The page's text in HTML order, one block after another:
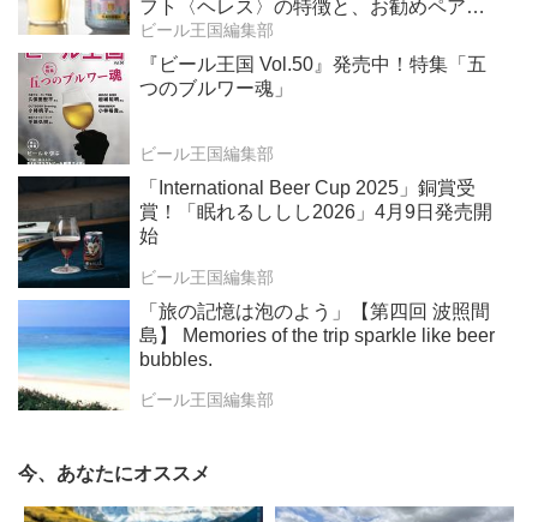
フト〈ヘレス〉の特徴と、お勧めペアリ
ング》
ビール王国編集部
『ビール王国 Vol.50』発売中！特集「五
つのブルワー魂」
ビール王国編集部
「International Beer Cup 2025」銅賞受
賞！「眠れるししし2026」4月9日発売開
始
ビール王国編集部
「旅の記憶は泡のよう」【第四回 波照間
島】 Memories of the trip sparkle like beer
bubbles.
ビール王国編集部
今、あなたにオススメ